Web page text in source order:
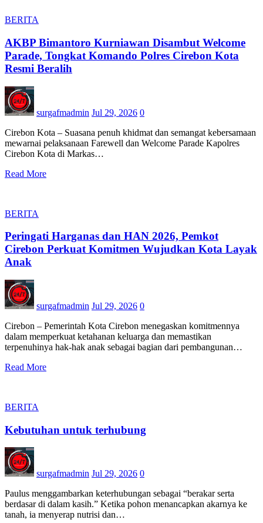
BERITA
AKBP Bimantoro Kurniawan Disambut Welcome
Parade, Tongkat Komando Polres Cirebon Kota
Resmi Beralih
surgafmadmin Jul 29, 2026 0
Cirebon Kota – Suasana penuh khidmat dan semangat kebersamaan
mewarnai pelaksanaan Farewell dan Welcome Parade Kapolres
Cirebon Kota di Markas…
Read More
BERITA
Peringati Harganas dan HAN 2026, Pemkot
Cirebon Perkuat Komitmen Wujudkan Kota Layak
Anak
surgafmadmin Jul 29, 2026 0
Cirebon – Pemerintah Kota Cirebon menegaskan komitmennya
dalam memperkuat ketahanan keluarga dan memastikan
terpenuhinya hak-hak anak sebagai bagian dari pembangunan…
Read More
BERITA
Kebutuhan untuk terhubung
surgafmadmin Jul 29, 2026 0
Paulus menggambarkan keterhubungan sebagai “berakar serta
berdasar di dalam kasih.” Ketika pohon menancapkan akarnya ke
tanah, ia menyerap nutrisi dan…